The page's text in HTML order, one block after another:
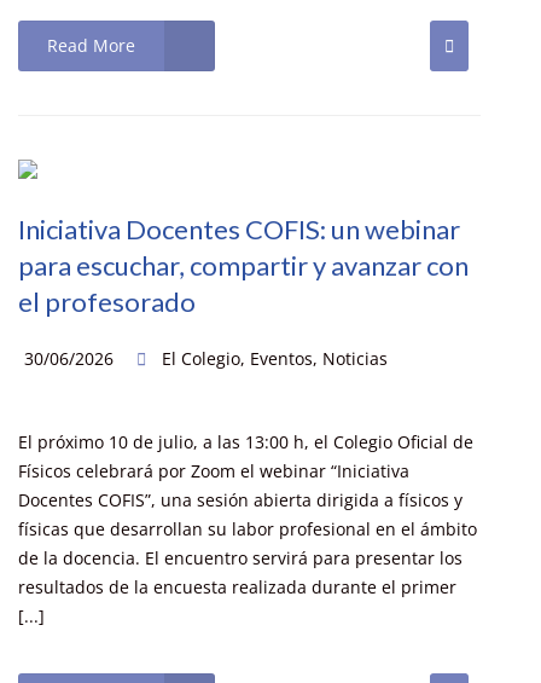
Read More
Iniciativa Docentes COFIS: un webinar
para escuchar, compartir y avanzar con
el profesorado
30/06/2026 El Colegio, Eventos, Noticias
El próximo 10 de julio, a las 13:00 h, el Colegio Oficial de
Físicos celebrará por Zoom el webinar “Iniciativa
Docentes COFIS”, una sesión abierta dirigida a físicos y
físicas que desarrollan su labor profesional en el ámbito
de la docencia. El encuentro servirá para presentar los
resultados de la encuesta realizada durante el primer
[...]